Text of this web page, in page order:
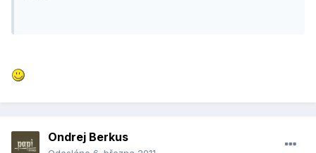
Ondrej Berkus